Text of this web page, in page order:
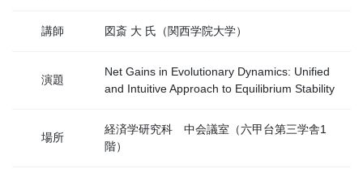
講師 図斎 大 氏（関西学院大学）
演題
Net Gains in Evolutionary Dynamics: Unified
and Intuitive Approach to Equilibrium Stability
場所
経済学研究科 中会議室（六甲台第三学舎1
階）